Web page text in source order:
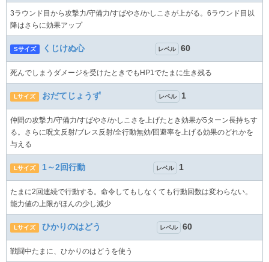
3ラウンド目から攻撃力/守備力/すばやさ/かしこさが上がる。6ラウンド目以
降はさらに効果アップ
Sサイズ くじけぬ心 レベル 60
死んでしまうダメージを受けたときでもHP1でたまに生き残る
Lサイズ おだてじょうず レベル 1
仲間の攻撃力/守備力/すばやさ/かしこさを上げたとき効果が5ターン長持ちす
る。さらに呪文反射/ブレス反射/全行動無効/回避率を上げる効果のどれかを
与える
Lサイズ 1～2回行動 レベル 1
たまに2回連続で行動する。命令してもしなくても行動回数は変わらない。
能力値の上限がほんの少し減少
Lサイズ ひかりのはどう レベル 60
戦闘中たまに、ひかりのはどうを使う